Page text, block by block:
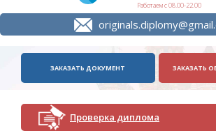
Работаем с 08.00-22.00
ЗАКАЗАТЬ ДОКУМЕНТ ЗАКАЗАТЬ
Проверка диплома